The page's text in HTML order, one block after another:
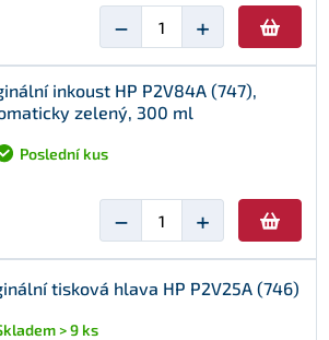
− +
inkoust HP P2V84A (747),
zelený, 300 ml
Poslední kus
− +
tisková hlava HP P2V25A (746)
> 9 ks